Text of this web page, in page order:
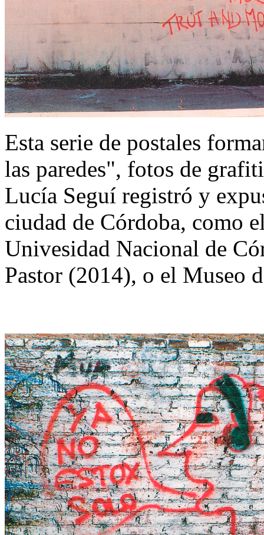
Esta serie de postales
las paredes", fotos de
Lucía Seguí registró y
ciudad de Córdoba, como
Univesidad Nacional de
Pastor (2014), o el Museo